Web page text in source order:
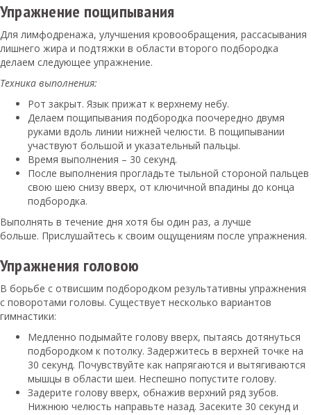
Упражнение пощипывания
Для лимфодренажа, улучшения кровообращения, рассасывания
лишнего жира и подтяжки в области второго подбородка
делаем следующее упражнение.
Техника выполнения:
Рот закрыт. Язык прижат к верхнему небу.
Делаем пощипывания подбородка поочередно двумя
руками вдоль линии нижней челюсти. В пощипывании
участвуют большой и указательный пальцы.
Время выполнения – 30 секунд.
После выполнения прогладьте тыльной стороной пальцев
свою шею снизу вверх, от ключичной впадины до конца
подбородка.
Выполнять в течение дня хотя бы один раз, а лучше
больше. Прислушайтесь к своим ощущениям после упражнения.
Упражнения головою
В борьбе с отвисшим подбородком результативны упражнения
с поворотами головы. Существует несколько вариантов
гимнастики:
Медленно подымайте голову вверх, пытаясь дотянуться
подбородком к потолку. Задержитесь в верхней точке на
30 секунд. Почувствуйте как напрягаются и вытягиваются
мышцы в области шеи. Неспешно попустите голову.
Задерите голову вверх, обнажив верхний ряд зубов.
Нижнюю челюсть направьте назад. Засеките 30 секунд и